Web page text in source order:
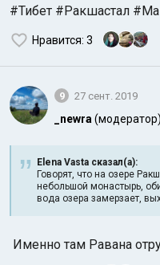
#Тибет #Ракшастал
Нравится: 3
9 27 сент. 2019
_newra (модератор)
Elena Vasta сказал(а):
Говорят, что на озере
небольшой монастырь,
вода озера замерзает,
Именно там Равана